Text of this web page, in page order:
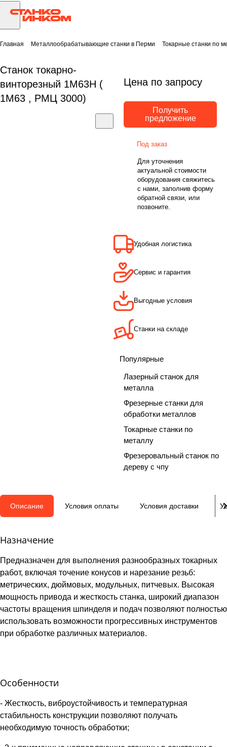
Главная Металлообрабатывающие станки в Перми Токарные станки по
Станок токарно-
винторезный 1М63Н (
1М63 , РМЦ 3000)
Цена по запросу
Получить
предложение
Под заказ
Для уточнения
актуальной стоимости
оборудования свяжитесь
с нами, заполнив форму
обратной связи, или
позвоните.
Удобная логистика
Сервис и гарантия
Выгодные условия
Станки на складе
Популярные
Лазерный станок для
металла
Фрезерные станки для
обработки металлов
Токарные станки по
металлу
Фрезеровальный станок по
дереву с чпу
Описание Условия оплаты Условия доставки
Назначение
Предназначен для выполнения разнообразных токарных
работ, включая точение конусов и нарезание резьб:
метрических, дюймовых, модульных, питчевых. Высокая
мощность привода и жесткость станка, широкий диапазон
частоты вращения шпинделя и подач позволяют полностью
использовать возможности прогрессивных инструментов
при обработке различных материалов.
Особенности
- Жесткость, виброустойчивость и температурная
стабильность конструкции позволяют получать
необходимую точность обработки;